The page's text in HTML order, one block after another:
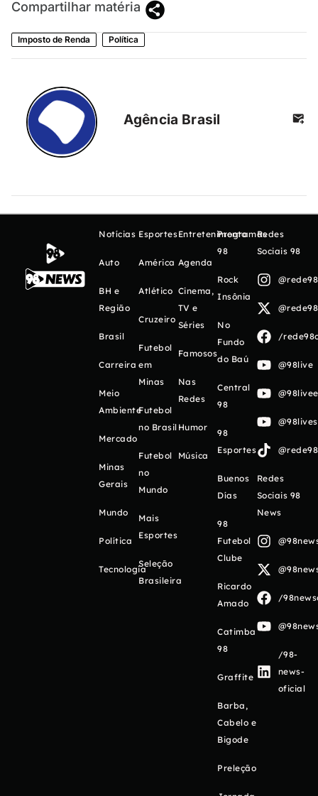
Compartilhar matéria
Imposto de Renda Política
Agência Brasil
Notícias
Auto
BH e
Região
Brasil
Carreira
Meio
Ambiente
Mercado
Minas
Gerais
Mundo
Política
Tecnologia
Esportes
América
Atlético
Cruzeiro
Futebol
em
Minas
Futebol
no Brasil
Futebol
no
Mundo
Mais
Esportes
Seleção
Brasileira
Entretenimento
Agenda
Cinema,
TV e
Séries
Famosos
Nas
Redes
Humor
Música
Programas
98
Rock
Insônia
No
Fundo
do Baú
Central
98
98
Esportes
Buenos
Días
98
Futebol
Clube
Ricardo
Amado
Catimba
98
Graffite
Barba,
Cabelo e
Bigode
Preleção
Redes
Sociais 98
/
@98live
Redes
Sociais 98
News
/
/98-
news-
oficial